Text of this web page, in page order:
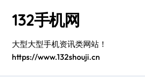
132手机网
大型大型手机资讯类网站！
https://www.132shouji.cn